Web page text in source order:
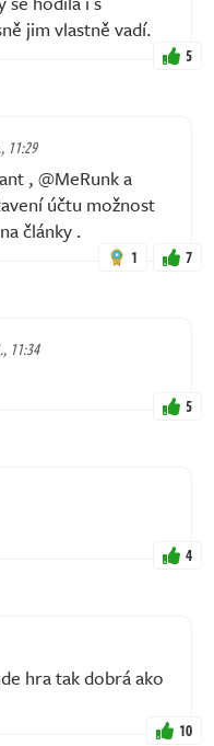
jim vlastně vadí.
5
11:29
, @MeRunk a
účtu možnost
články .
1 7
11:34
5
4
hra tak dobrá ako
10